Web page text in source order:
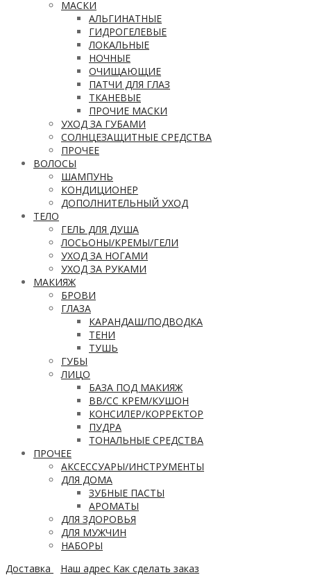
МАСКИ
АЛЬГИНАТНЫЕ
ГИДРОГЕЛЕВЫЕ
ЛОКАЛЬНЫЕ
НОЧНЫЕ
ОЧИЩАЮЩИЕ
ПАТЧИ ДЛЯ ГЛАЗ
ТКАНЕВЫЕ
ПРОЧИЕ МАСКИ
УХОД ЗА ГУБАМИ
СОЛНЦЕЗАЩИТНЫЕ СРЕДСТВА
ПРОЧЕЕ
ВОЛОСЫ
ШАМПУНЬ
КОНДИЦИОНЕР
ДОПОЛНИТЕЛЬНЫЙ УХОД
ТЕЛО
ГЕЛЬ ДЛЯ ДУША
ЛОСЬОНЫ/КРЕМЫ/ГЕЛИ
УХОД ЗА НОГАМИ
УХОД ЗА РУКАМИ
МАКИЯЖ
БРОВИ
ГЛАЗА
КАРАНДАШ/ПОДВОДКА
ТЕНИ
ТУШЬ
ГУБЫ
ЛИЦО
БАЗА ПОД МАКИЯЖ
ВВ/CC КРЕМ/КУШОН
КОНСИЛЕР/КОРРЕКТОР
ПУДРА
ТОНАЛЬНЫЕ СРЕДСТВА
ПРОЧЕЕ
АКСЕССУАРЫ/ИНСТРУМЕНТЫ
ДЛЯ ДОМА
ЗУБНЫЕ ПАСТЫ
АРОМАТЫ
ДЛЯ ЗДОРОВЬЯ
ДЛЯ МУЖЧИН
НАБОРЫ
Доставка
Наш адрес Как сделать заказ